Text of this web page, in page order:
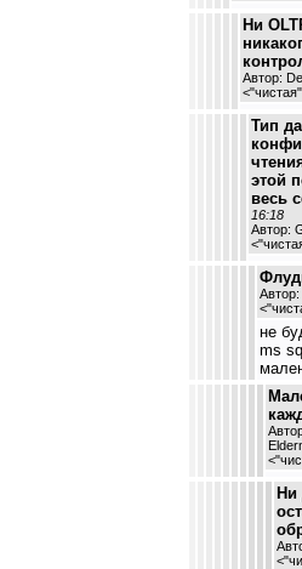
Ни
Автор:
<
Тип
этой
весь
16:18
Автор:
<
<
не
ms
<
Ни
<